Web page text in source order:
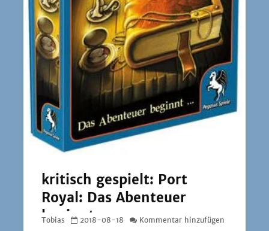
kritisch gespielt: Port
Royal: Das Abenteuer
beginnt…
Tobias 2018-08-18 Kommentar hinzufügen